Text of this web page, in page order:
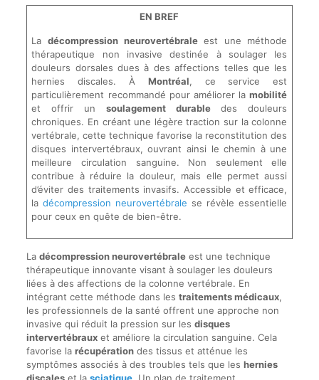
EN BREF
La décompression neurovertébraleest une méthode
thérapeutique non invasive destinée à soulager les
douleurs dorsales dues à des affections telles que les
hernies discales. À Montréal, ce service est
particulièrement recommandé pour améliorer lamobilité
et offrir un soulagement durabledes douleurs
chroniques. En créant une légère traction sur la colonne
vertébrale, cette technique favorise la reconstitution des
disques intervertébraux, ouvrant ainsi le chemin à une
meilleure circulation sanguine. Non seulement elle
contribue à réduire la douleur, mais elle permet aussi
d’éviter des traitements invasifs. Accessible et efficace,
ladécompression neurovertébrale se révèle essentielle
pour ceux en quête de bien-être.
La décompression neurovertébraleest une technique
thérapeutique innovante visant à soulager les douleurs
liées à des affections de la colonne vertébrale. En
intégrant cette méthode dans les traitements médicaux,
les professionnels de la santé offrent une approche non
invasive qui réduit la pression sur les disques
intervertébrauxet améliore la circulation sanguine. Cela
favorise la récupérationdes tissus et atténue les
symptômes associés à des troubles tels que les hernies